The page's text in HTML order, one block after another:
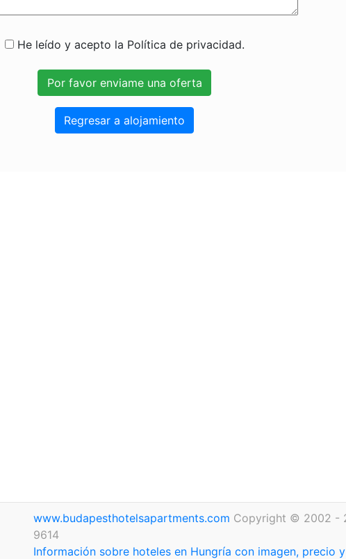
He leído y acepto la Política de privacidad.
Regresar a alojamiento
www.budapesthotelsapartments.com Copyright © 2002 -
9614
Información sobre hoteles en Hungría con imagen, precio